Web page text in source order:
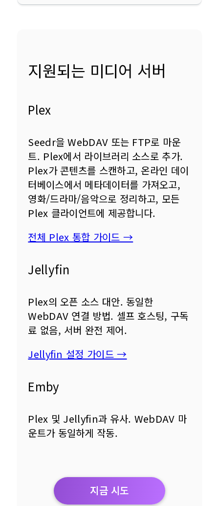
지원되는 미디어 서버
Plex
Seedr을 WebDAV 또는 FTP로 마운
트. Plex에서 라이브러리 소스로 추가.
Plex가 콘텐츠를 스캔하고, 온라인 데이
터베이스에서 메타데이터를 가져오고,
영화/드라마/음악으로 정리하고, 모든
Plex 클라이언트에 제공합니다.
전체 Plex 통합 가이드 →
Jellyfin
Plex의 오픈 소스 대안. 동일한
WebDAV 연결 방법. 셀프 호스팅, 구독
료 없음, 서버 완전 제어.
Jellyfin 설정 가이드 →
Emby
Plex 및 Jellyfin과 유사. WebDAV 마
운트가 동일하게 작동.
지금 시도